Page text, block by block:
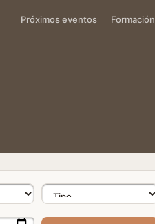
Próximos eventos Formación